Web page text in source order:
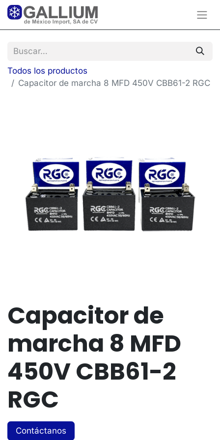
Todos los productos
Capacitor de marcha 8 MFD 450V CBB61-2 RGC
Capacitor de
marcha 8 MFD
450V CBB61-2
RGC
Contáctanos